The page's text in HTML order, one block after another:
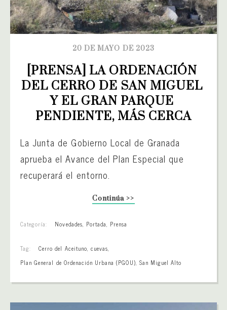
20 DE MAYO DE 2023
[PRENSA] LA ORDENACIÓN
DEL CERRO DE SAN MIGUEL
Y EL GRAN PARQUE
PENDIENTE, MÁS CERCA
La Junta de Gobierno Local de Granada
aprueba el Avance del Plan Especial que
recuperará el entorno.
Continúa >>
Categoría: Novedades, Portada, Prensa
Tag: Cerro del Aceituno, cuevas,
Plan General de Ordenación Urbana (PGOU), San Miguel Alto